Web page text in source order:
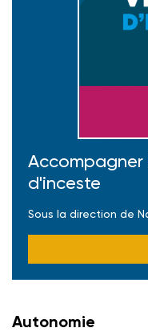
d'inceste
Sous la direction de
Autonomie